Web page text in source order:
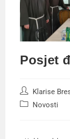
Posjet
Klarise
Novosti